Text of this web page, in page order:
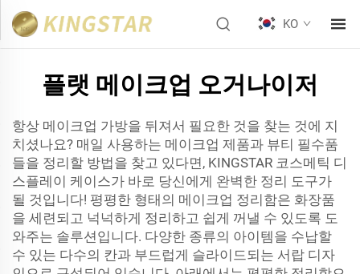
KO
플랫 메이크업 오거나이저
항상 메이크업 가방을 뒤져서 필요한 것을 찾는 것에 지
치셨나요? 매일 사용하는 메이크업 제품과 뷰티 필수품
들을 정리할 방법을 찾고 있다면, KINGSTAR 코스메틱 디
스플레이 케이스가 바로 당신에게 완벽한 정리 도구가
될 것입니다! 평평한 형태의 메이크업 정리함은 화장품
을 세련되고 넉넉하게 정리하고 쉽게 꺼낼 수 있도록 도
와주는 솔루션입니다. 다양한 종류의 아이템을 수납할
수 있는 다수의 칸과 부드럽게 슬라이드되는 서랍 디자